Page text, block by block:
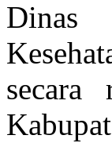
Dinas
secara